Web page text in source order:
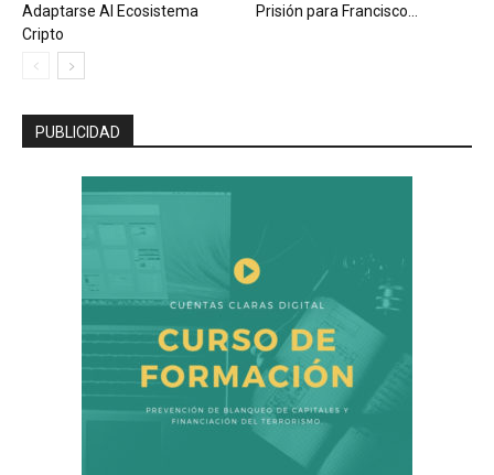
Adaptarse Al Ecosistema
Cripto
Prisión para Francisco...
PUBLICIDAD